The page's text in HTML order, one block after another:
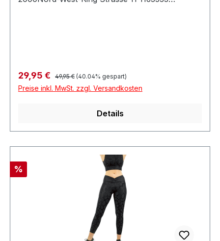
Verkaufspreis:
29,95 € Regulärer Preis:
49,95 € (40.04% gespart)
Preise inkl. MwSt. zzgl. Versandkosten
Details
Rabatt
%